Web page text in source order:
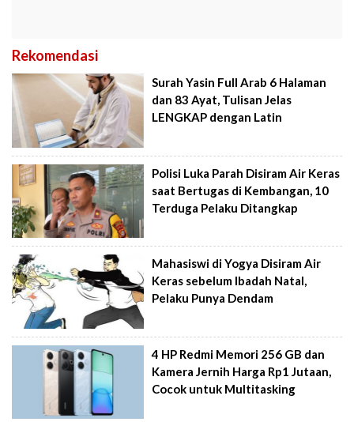
Rekomendasi
Surah Yasin Full Arab 6 Halaman
dan 83 Ayat, Tulisan Jelas
LENGKAP dengan Latin
Polisi Luka Parah Disiram Air Keras
saat Bertugas di Kembangan, 10
Terduga Pelaku Ditangkap
Mahasiswi di Yogya Disiram Air
Keras sebelum Ibadah Natal,
Pelaku Punya Dendam
4 HP Redmi Memori 256 GB dan
Kamera Jernih Harga Rp1 Jutaan,
Cocok untuk Multitasking